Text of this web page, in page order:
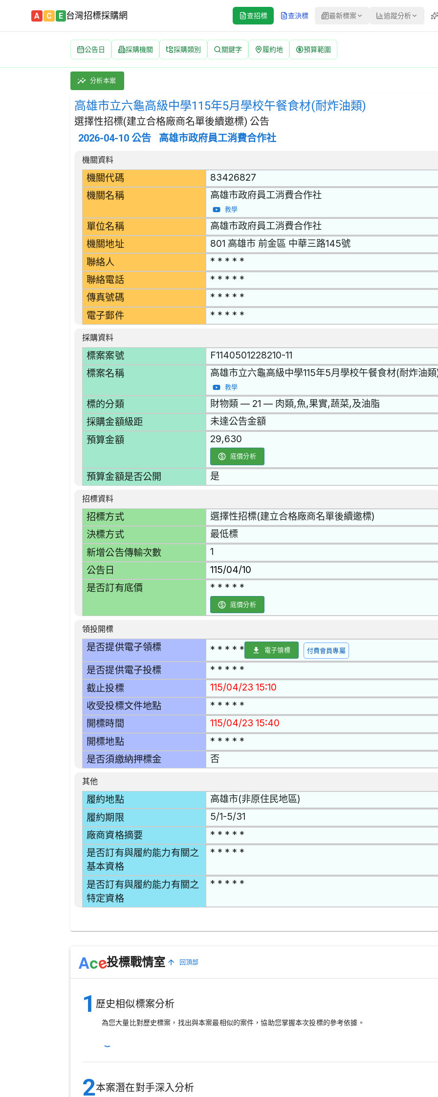
A C E 台灣招標採購網 查招標 查決標 最新標案 追蹤分析
公告日 採購機關 採購類別 關鍵字 履約地 預算範圍
高雄市立六龜高級中學115年5月學校午餐食材(耐炸油類) 招標公告 | 案號：F1140501228210-11 | 選擇性
採購類別：財物類 肉類,魚,果實,蔬菜,及油脂 | 招標方式：選擇性招標(建立合格廠商名單後續邀標) | 決
分析本案
高雄市立六龜高級中學115年5月學校午餐食材(耐炸油類)
選擇性招標(建立合格廠商名單後續邀標) 公告
2026-04-10 公告 高雄市政府員工消費合作社
招標公告詳細內容
機關資料
機關代碼 83426827
機關名稱 高雄市政府員工消費合作社
教學
單位名稱 高雄市政府員工消費合作社
機關地址 801 高雄市 前金區 中華三路145號
聯絡人 * * * * *
聯絡電話 * * * * *
傳真號碼 * * * * *
電子郵件 * * * * *
採購資料
標案案號 F1140501228210-11
標案名稱 高雄市立六龜高級中學115年5月學校午餐食材(耐炸油
教學
標的分類 財物類 — 21 — 肉類,魚,果實,蔬菜,及油脂
採購金額級距 未達公告金額
預算金額 29,630
底價分析
預算金額是否公開 是
招標資料
招標方式 選擇性招標(建立合格廠商名單後續邀標)
決標方式 最低標
新增公告傳輸次數 1
公告日 115/04/10
是否訂有底價 * * * * *
底價分析
領投開標
是否提供電子領標 * * * * * 電子領標 付費會員專屬
是否提供電子投標 * * * * *
截止投標 115/04/23 15:10
收受投標文件地點 * * * * *
開標時間 115/04/23 15:40
開標地點 * * * * *
是否須繳納押標金 否
其他
履約地點 高雄市(非原住民地區)
履約期限 5/1-5/31
廠商資格摘要 * * * * *
是否訂有與履約能力有關之
基本資格
* * * * *
是否訂有與履約能力有關之
特定資格
* * * * *
Ace投標戰情室 回頂部
1 歷史相似標案分析
為您大量比對歷史標案，找出與本案最相似的案件，協助您掌握本次投標的參考依據。
2本案潛在對手深入分析